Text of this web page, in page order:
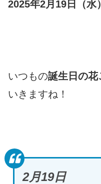
2025年2月19 日（水）
いつもの誕生日の花
いきますね！
2月19日